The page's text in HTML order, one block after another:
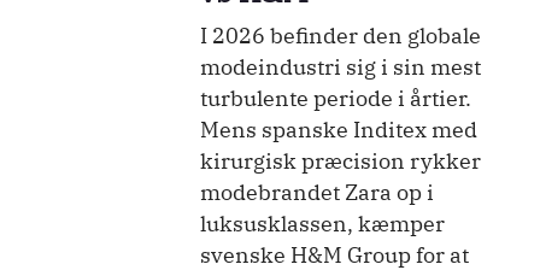
I 2026 befinder den globale
modeindustri sig i sin mest
turbulente periode i årtier.
Mens spanske Inditex med
kirurgisk præcision rykker
modebrandet Zara op i
luksusklassen, kæmper
svenske H&M Group for at